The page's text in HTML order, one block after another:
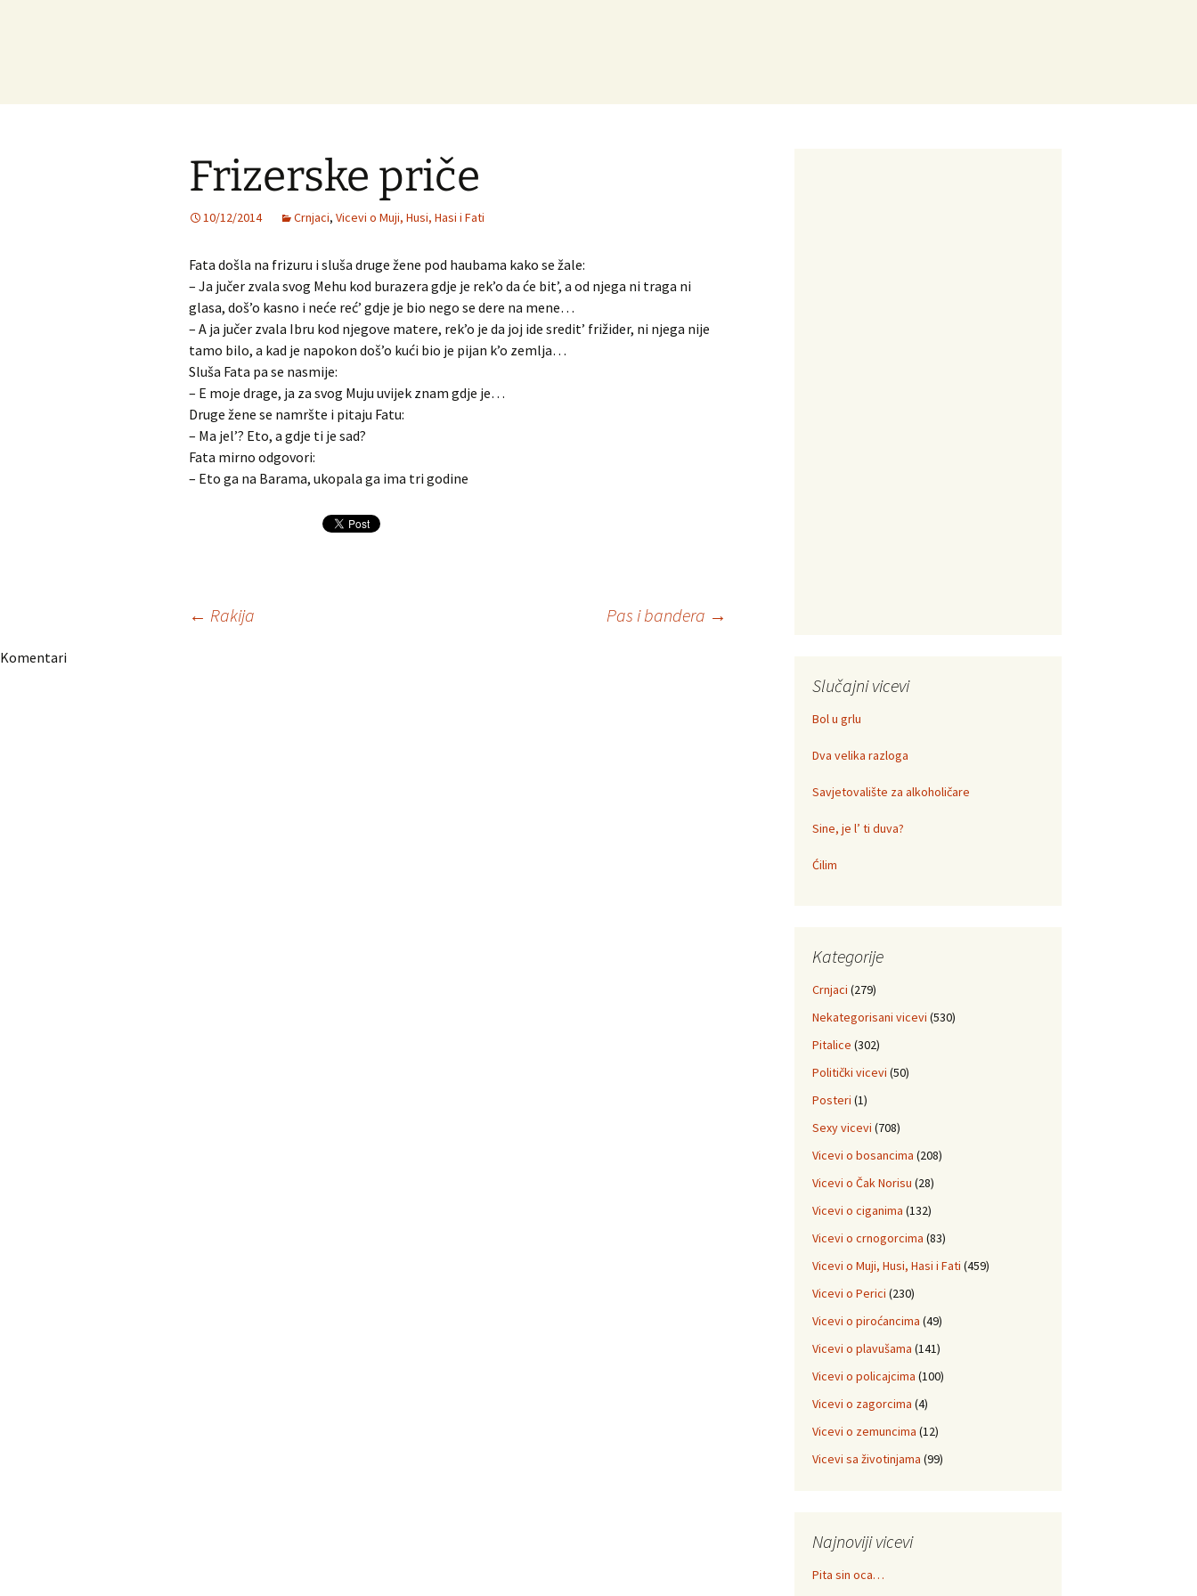
Frizerske priče
10/12/2014 Crnjaci, Vicevi o Muji, Husi, Hasi i Fati
Fata došla na frizuru i sluša druge žene pod haubama kako se žale:
– Ja jučer zvala svog Mehu kod burazera gdje je rek’o da će bit’, a od njega ni traga ni
glasa, doš’o kasno i neće reć’ gdje je bio nego se dere na mene…
– A ja jučer zvala Ibru kod njegove matere, rek’o je da joj ide sredit’ frižider, ni njega nije
tamo bilo, a kad je napokon doš’o kući bio je pijan k’o zemlja…
Sluša Fata pa se nasmije:
– E moje drage, ja za svog Muju uvijek znam gdje je…
Druge žene se namršte i pitaju Fatu:
– Ma jel’? Eto, a gdje ti je sad?
Fata mirno odgovori:
– Eto ga na Barama, ukopala ga ima tri godine
Navigacija
← Rakija Pas i bandera →
Komentari
Slučajni vicevi
Bol u grlu
Dva velika razloga
Savjetovalište za alkoholičare
Sine, je l’ ti duva?
Ćilim
Kategorije
Crnjaci (279)
Nekategorisani vicevi (530)
Pitalice (302)
Politički vicevi (50)
Posteri (1)
Sexy vicevi (708)
Vicevi o bosancima (208)
Vicevi o Čak Norisu (28)
Vicevi o ciganima (132)
Vicevi o crnogorcima (83)
Vicevi o Muji, Husi, Hasi i Fati (459)
Vicevi o Perici (230)
Vicevi o piroćancima (49)
Vicevi o plavušama (141)
Vicevi o policajcima (100)
Vicevi o zagorcima (4)
Vicevi o zemuncima (12)
Vicevi sa životinjama (99)
Najnoviji vicevi
Pita sin oca…